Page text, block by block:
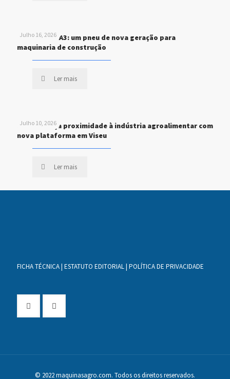
Julho 16, 2026
MICHELIN XHA3: um pneu de nova geração para
maquinaria de construção
Ler mais
Julho 10, 2026
STEF reforça proximidade à indústria agroalimentar com
nova plataforma em Viseu
Ler mais
FICHA TÉCNICA| ESTATUTO EDITORIAL| POLÍTICA DE PRIVACIDADE
© 2022 maquinasagro.com. Todos os direitos reservados.